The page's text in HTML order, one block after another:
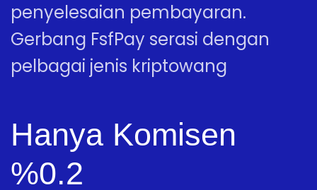
penyelesaian pembayaran.
Gerbang FsfPay serasi dengan
pelbagai jenis kriptowang
Hanya Komisen
%0.2